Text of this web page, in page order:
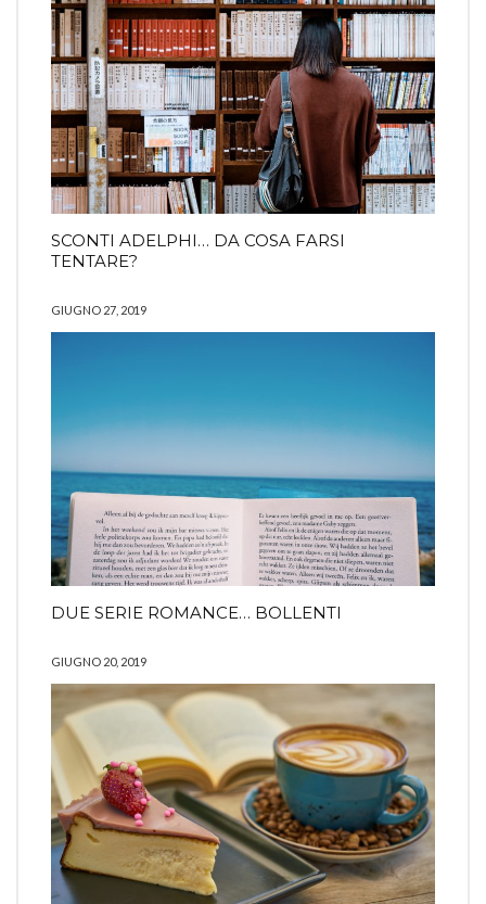
SCONTI ADELPHI… DA COSA FARSI
TENTARE?
GIUGNO 27, 2019
DUE SERIE ROMANCE… BOLLENTI
GIUGNO 20, 2019